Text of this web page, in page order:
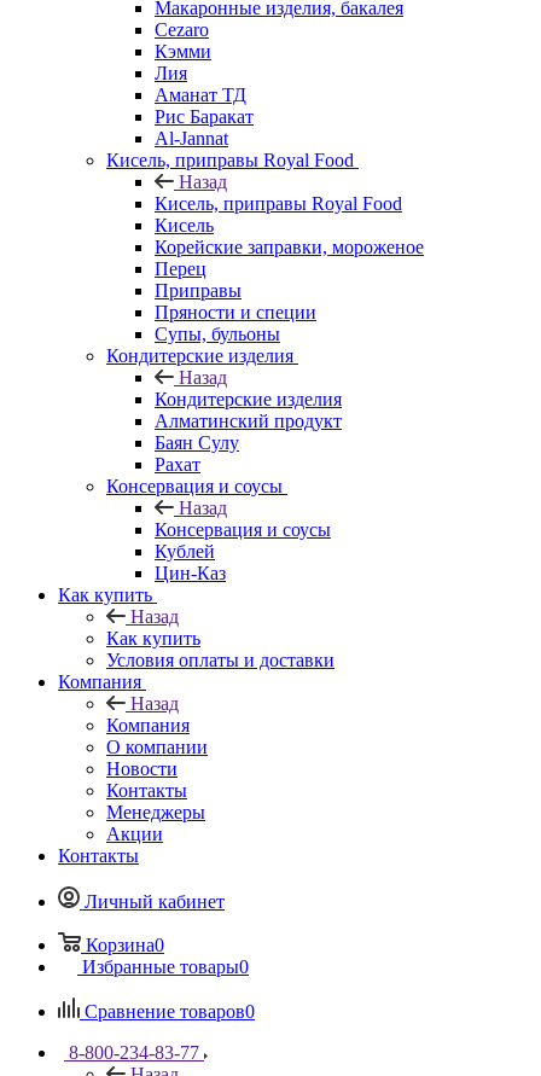
Макаронные изделия, бакалея
Cezaro
Кэмми
Лия
Аманат ТД
Рис Баракат
Al-Jannat
Кисель, приправы Royal Food
Назад
Кисель, приправы Royal Food
Кисель
Корейские заправки, мороженое
Перец
Приправы
Пряности и специи
Супы, бульоны
Кондитерские изделия
Назад
Кондитерские изделия
Алматинский продукт
Баян Сулу
Рахат
Консервация и соусы
Назад
Консервация и соусы
Кублей
Цин-Каз
Как купить
Назад
Как купить
Условия оплаты и доставки
Компания
Назад
Компания
О компании
Новости
Контакты
Менеджеры
Акции
Контакты
Личный кабинет
Корзина0
Избранные товары0
Сравнение товаров0
8-800-234-83-77